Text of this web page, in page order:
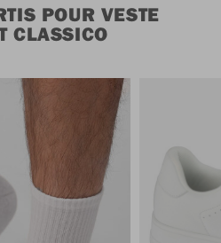
POUR VESTE
CLASSICO